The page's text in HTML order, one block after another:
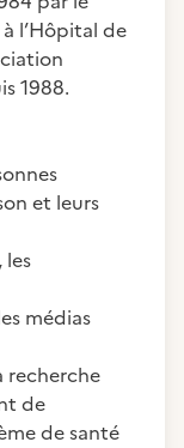
l’Hôpital de
1988.
et leurs
médias
recherche
de
de santé